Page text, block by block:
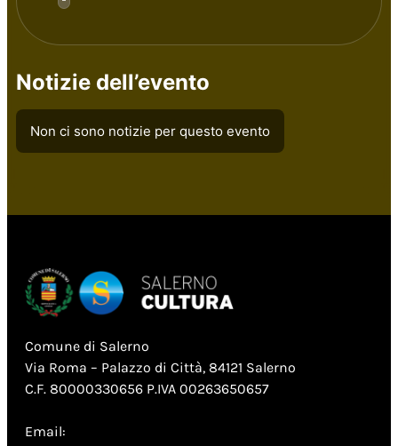
Notizie dell’evento
Non ci sono notizie per questo evento
Comune di Salerno
Via Roma – Palazzo di Città, 84121 Salerno
C.F. 80000330656 P.IVA 00263650657
Email: